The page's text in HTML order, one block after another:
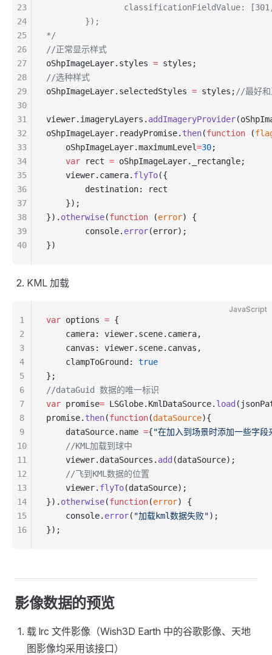
classificationFieldValue: [301,
        });
*/
//正常显示样式
oShpImageLayer.styles = styles;
//选种样式
oShpImageLayer.selectedStyles = styles; //最好和
viewer.imageryLayers. addImageryProvider
oShpImageLayer.readyPromise. then(function (
    oShpImageLayer.maximumLevel
=30;
    var
rect = oShpImageLayer._rectangle;
    viewer.camera.
flyTo({
        destination: rect
    });
}). otherwise(function (error) {
        console.
error(error);
})
23
24
25
26
27
28
29
30
31
32
33
34
35
36
37
38
39
40
KML 加载
JavaScript
var options = {
    camera: viewer.scene.camera,
    canvas: viewer.scene.canvas,
    clampToGround:
true
};
//dataGuid 数据的唯一标识
var promise= LSGlobe.KmlDataSource. load
promise. then(function(dataSource){
    dataSource.name
={"在加入到场景时添加一些字
    //KML加载到球中
    viewer.dataSources.
add (dataSource);
    //飞到KML数据的位置
    viewer.
flyTo(dataSource);
}). otherwise(function(error) {
    console.
error( "加载kml数据失败");
});
1
2
3
4
5
6
7
8
9
10
11
12
13
14
15
16
影像数据的预览
载 lrc 文件影像（Wish3D Earth 中的谷歌影像、天地
图影像均采用该接口）